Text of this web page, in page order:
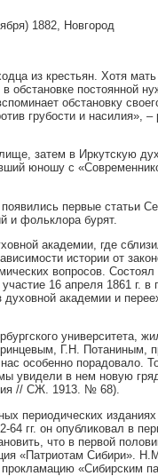
1882, Новгород
из крестьян. Хотя
постоянной
обстановку
грубости и насилия»,
затем в Иркутскую
юношу с
появились первые статьи
и фольклора бурят.
академии, где
истории от
вопросов.
16 апреля 1861 г. в
академии и
университета,
Г.Н. Потаниным,
особенно порадовало.
увидели в нем новую
// СЖ. 1913. № 68).
периодических
гг. он опубликовал в
что в первой
«Патриотам Сибири».
«Сибирским